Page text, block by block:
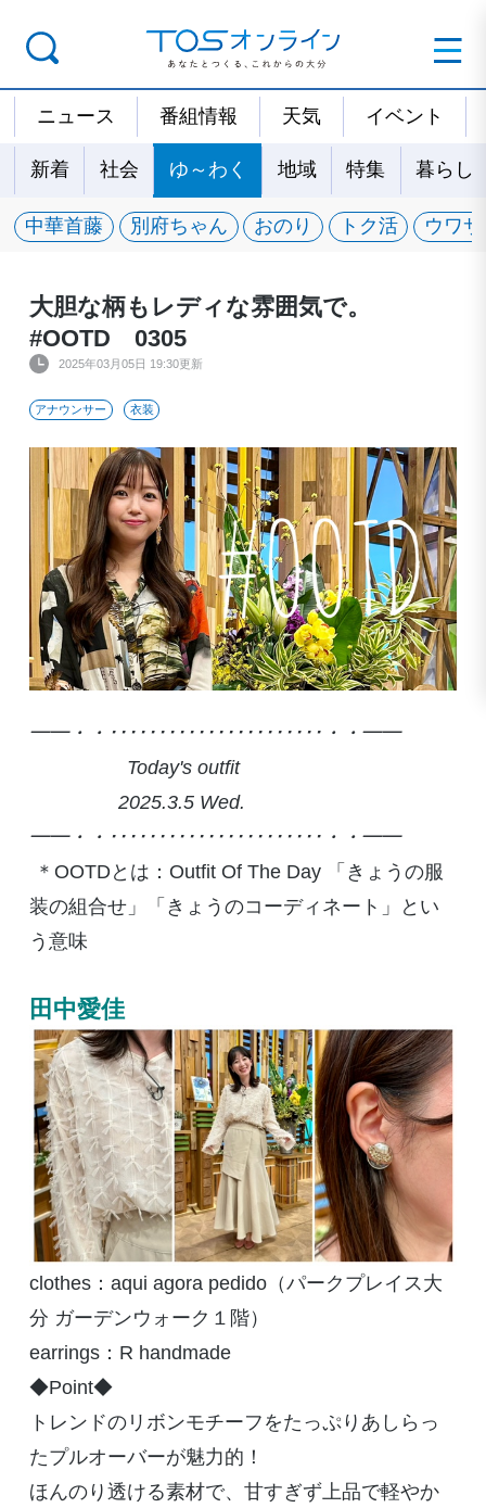
ニュース 番組情報 天気 イベント
新着 社会 ゆ～わく 地域 特集 暮らし
中華首藤 別府ちゃん おのり トク活 ウワ
大胆な柄もレディな雰囲気で。
#OOTD 0305
2025年03月05日 19:30更新
アナウンサー 衣装
━━・・･･････････････････････・・ ━━
Today's outfit
2025.3.5 Wed.
━━・・･･････････････････････・・ ━━
＊ OOTD とは： Outfit Of The Day
「きょうの服
装の組合せ」「きょうのコーディネート」とい
う意味
田中愛佳
clothes：aqui agora pedido（パークプレイス大
分 ガーデンウォーク１階）
earrings：R handmade
◆Point◆
トレンドのリボンモチーフをたっぷりあしらっ
たプルオーバーが魅力的！
ほんのり透ける素材で、甘すぎず上品で軽やか